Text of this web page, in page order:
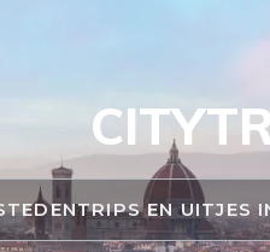
EN UITJES